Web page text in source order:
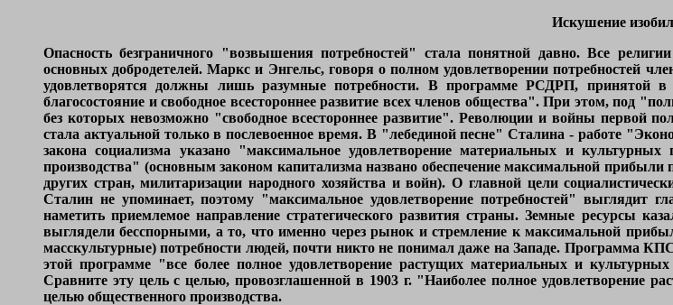
Искушение
Опасность безграничного "возвышения потребностей" стала понятной давно. Все
основных добродетелей. Маркс и Энгельс, говоря о полном удовлетворении потребностей
удовлетворятся должны лишь разумные потребности. В программе РСДРП, принятой в
благосостояние и свободное всестороннее развитие всех членов общества". При этом, под
без которых невозможно "свободное всестороннее развитие". Революции и войны первой
стала актуальной только в послевоенное время. В "лебединой песне" Сталина - работе
закона социализма указано "максимальное удовлетворение материальных и
производства" (основным законом капитализма названо обеспечение максимальной
других стран, милитаризации народного хозяйства и войн). О главной цели
Сталин не упоминает, поэтому "максимальное удовлетворение потребностей"
наметить приемлемое направление стратегического развития страны. Земные ресурсы
выглядели бесспорными, а то, что именно через рынок и стремление к максимальной
масскультурные) потребности людей, почти никто не понимал даже на Западе. Программа
этой программе "все более полное удовлетворение растущих материальных и
Сравните эту цель с целью, провозглашенной в 1903 г. "Наиболее полное удовлетворение
целью общественного производства.